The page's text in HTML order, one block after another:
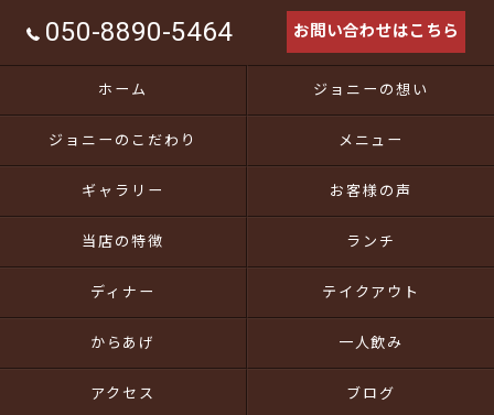
050-8890-5464 お問い合わせはこちら
ホーム ジョニーの想い
ジョニーのこだわり メニュー
ギャラリー お客様の声
当店の特徴 ランチ
ディナー テイクアウト
からあげ 一人飲み
アクセス ブログ